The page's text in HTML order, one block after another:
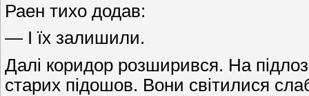
Раен тихо додав:
— І їх залишили.
Далі коридор розширився. На
старих підошов. Вони світилися